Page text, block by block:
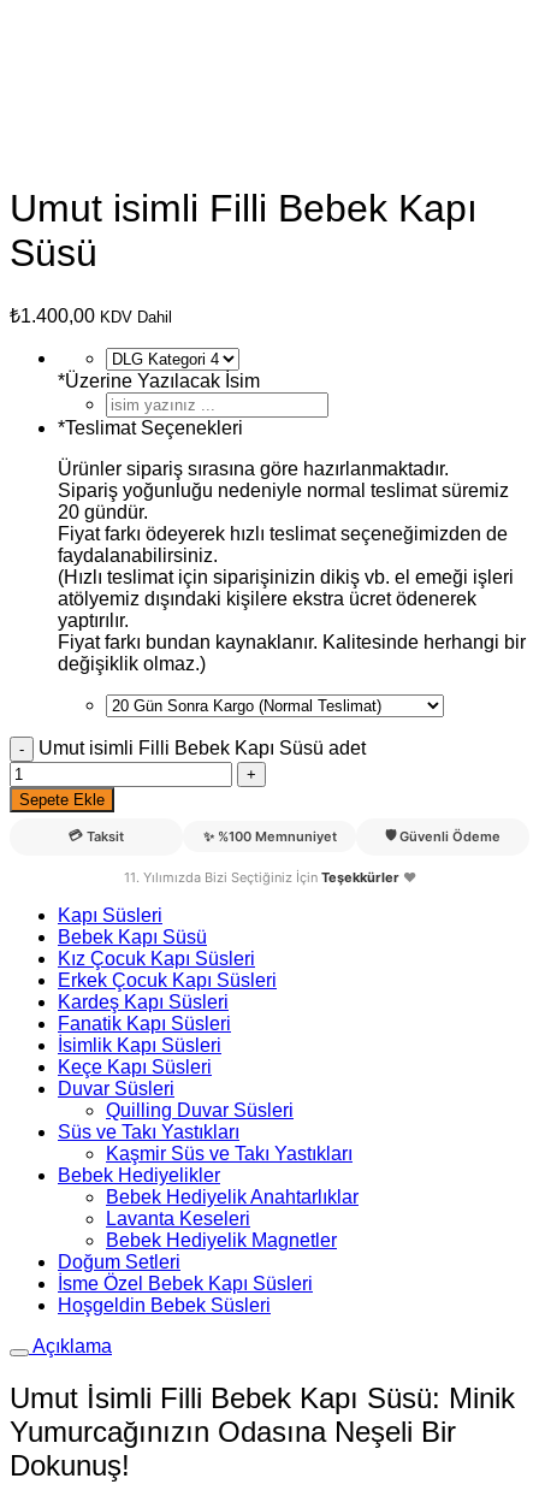
Umut isimli Filli Bebek Kapı
Süsü
₺1.400,00 KDV Dahil
*Üzerine Yazılacak İsim
*Teslimat Seçenekleri
Ürünler sipariş sırasına göre hazırlanmaktadır.
Sipariş yoğunluğu nedeniyle normal teslimat süremiz
20 gündür.
Fiyat farkı ödeyerek hızlı teslimat seçeneğimizden de
faydalanabilirsiniz.
(Hızlı teslimat için siparişinizin dikiş vb. el emeği işleri
atölyemiz dışındaki kişilere ekstra ücret ödenerek
yaptırılır.
Fiyat farkı bundan kaynaklanır. Kalitesinde herhangi bir
değişiklik olmaz.)
Umut isimli Filli Bebek Kapı Süsü adet
Sepete Ekle
💳 Taksit ✨ %100 Memnuniyet 🛡️ Güvenli Ödeme
11. Yılımızda Bizi Seçtiğiniz İçin Teşekkürler❤️
Kapı Süsleri
Bebek Kapı Süsü
Kız Çocuk Kapı Süsleri
Erkek Çocuk Kapı Süsleri
Kardeş Kapı Süsleri
Fanatik Kapı Süsleri
İsimlik Kapı Süsleri
Keçe Kapı Süsleri
Duvar Süsleri
Quilling Duvar Süsleri
Süs ve Takı Yastıkları
Kaşmir Süs ve Takı Yastıkları
Bebek Hediyelikler
Bebek Hediyelik Anahtarlıklar
Lavanta Keseleri
Bebek Hediyelik Magnetler
Doğum Setleri
İsme Özel Bebek Kapı Süsleri
Hoşgeldin Bebek Süsleri
Açıklama
Umut İsimli Filli Bebek Kapı Süsü: Minik
Yumurcağınızın Odasına Neşeli Bir
Dokunuş!